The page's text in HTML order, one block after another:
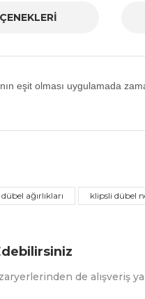
eşit olması uygulamada
ağırlıkları klipsli dübel
de alışveriş